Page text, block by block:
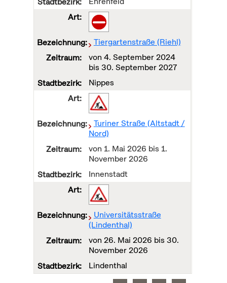
Tiergartenstraße (Riehl)
von 4. September 2024
bis30. September 2027
Nippes
Turiner Straße (Altstadt /
Nord)
von 1. Mai 2026 bis 1.
November 2026
Innenstadt
Universitätsstraße
(Lindenthal)
von 26. Mai 2026 bis30.
November 2026
Lindenthal